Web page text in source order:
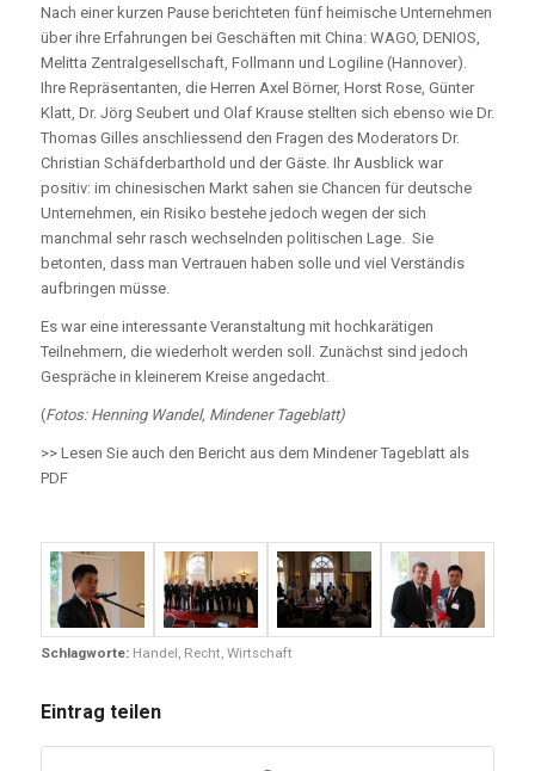
Nach einer kurzen Pause berichteten fünf heimische Unternehmen
über ihre Erfahrungen bei Geschäften mit China: WAGO, DENIOS,
Melitta Zentralgesellschaft, Follmann und Logiline (Hannover).
Ihre Repräsentanten, die Herren Axel Börner, Horst Rose, Günter
Klatt, Dr. Jörg Seubert und Olaf Krause stellten sich ebenso wie Dr.
Thomas Gilles anschliessend den Fragen des Moderators Dr.
Christian Schäfderbarthold und der Gäste. Ihr Ausblick war
positiv: im chinesischen Markt sahen sie Chancen für deutsche
Unternehmen, ein Risiko bestehe jedoch wegen der sich
manchmal sehr rasch wechselnden politischen Lage. Sie
betonten, dass man Vertrauen haben solle und viel Verständis
aufbringen müsse.
Es war eine interessante Veranstaltung mit hochkarätigen
Teilnehmern, die wiederholt werden soll. Zunächst sind jedoch
Gespräche in kleinerem Kreise angedacht.
(Fotos: Henning Wandel, Mindener Tageblatt)
>> Lesen Sie auch den Bericht aus dem Mindener Tageblatt als
PDF
Schlagworte: Handel, Recht, Wirtschaft
Eintrag teilen